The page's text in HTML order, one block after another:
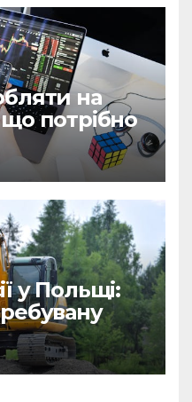
на
потрібно
у Польщі:
заробляти